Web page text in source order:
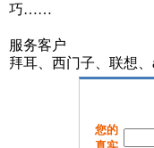
巧……
服务客户
拜耳、西门子、联想
您的